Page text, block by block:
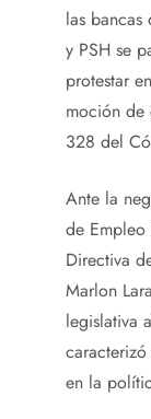
las
y PSH se
protestar
moción de
328 del
Ante la
de Empleo
Directiva
Marlon
legislativa
en la